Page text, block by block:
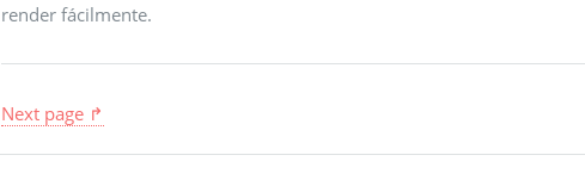
render fácilmente.
Next page ↱